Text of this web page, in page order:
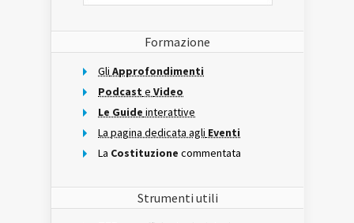
Formazione
Gli Approfondimenti
Podcast e Video
Le Guide interattive
La pagina dedicata agli Eventi
La Costituzione commentata
Strumenti utili